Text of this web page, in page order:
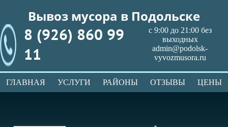
Вывоз мусора в Подольске
8 (926) 860 99
11
с 9:00 до 21:00 без
выходных
admin@podolsk-
vyvozmusora.ru
ГЛАВНАЯ УСЛУГИ РАЙОНЫ ОТЗЫВЫ ЦЕНЫ